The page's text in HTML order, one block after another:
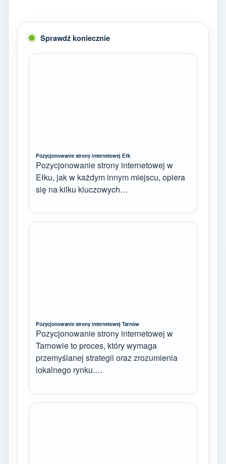
Sprawdź koniecznie
Pozycjonowanie strony internetowej Ełk
Pozycjonowanie strony internetowej w
Ełku, jak w każdym innym miejscu, opiera
się na kilku kluczowych…
Pozycjonowanie strony internetowej Tarnów
Pozycjonowanie strony internetowej w
Tarnowie to proces, który wymaga
przemyślanej strategii oraz zrozumienia
lokalnego rynku.…